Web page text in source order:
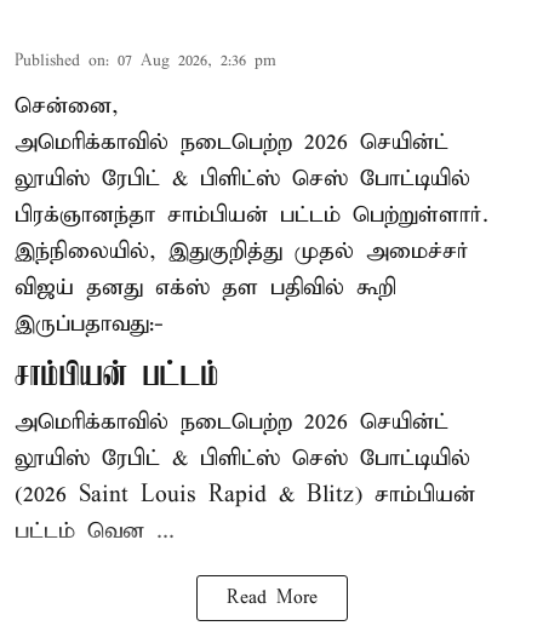
Published on: 07 Aug 2026, 2:36 pm
சென்னை,
அமெரிக்காவில் நடைபெற்ற 2026 செயின்ட்
லூயிஸ் ரேபிட் & பிளிட்ஸ் செஸ் போட்டியில்
பிரக்ஞானந்தா சாம்பியன் பட்டம் பெற்றுள்ளார்.
இந்நிலையில், இதுகுறித்து முதல் அமைச்சர்
விஜய் தனது எக்ஸ் தள பதிவில் கூறி
இருப்பதாவது:-
சாம்பியன் பட்டம்
அமெரிக்காவில் நடைபெற்ற 2026 செயின்ட்
லூயிஸ் ரேபிட் & பிளிட்ஸ் செஸ் போட்டியில்
(2026 Saint Louis Rapid & Blitz) சாம்பியன்
பட்டம் வென ...
Read More